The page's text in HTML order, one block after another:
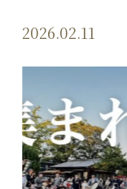
2026.02.11